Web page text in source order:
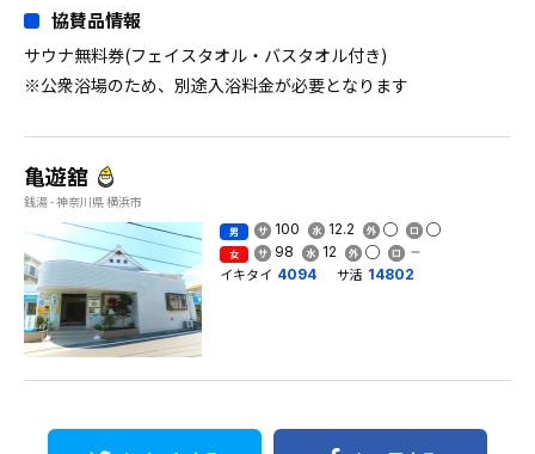
協賛品情報
サウナ無料券(フェイスタオル・バスタオル付き)
※公衆浴場のため、別途入浴料金が必要となります
亀遊舘
銭湯 - 神奈川県 横浜市
男 100 12.2
女 98 12
イキタイ 4094 サ活 14802